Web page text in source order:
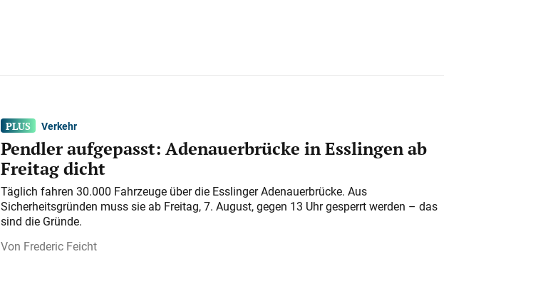
Verkehr
Pendler aufgepasst: Adenauerbrücke in Esslingen ab
Freitag dicht
Täglich fahren 30.000 Fahrzeuge über die Esslinger Adenauerbrücke. Aus
Sicherheitsgründen muss sie ab Freitag, 7. August, gegen 13 Uhr gesperrt werden – das
sind die Gründe.
Frederic Feicht